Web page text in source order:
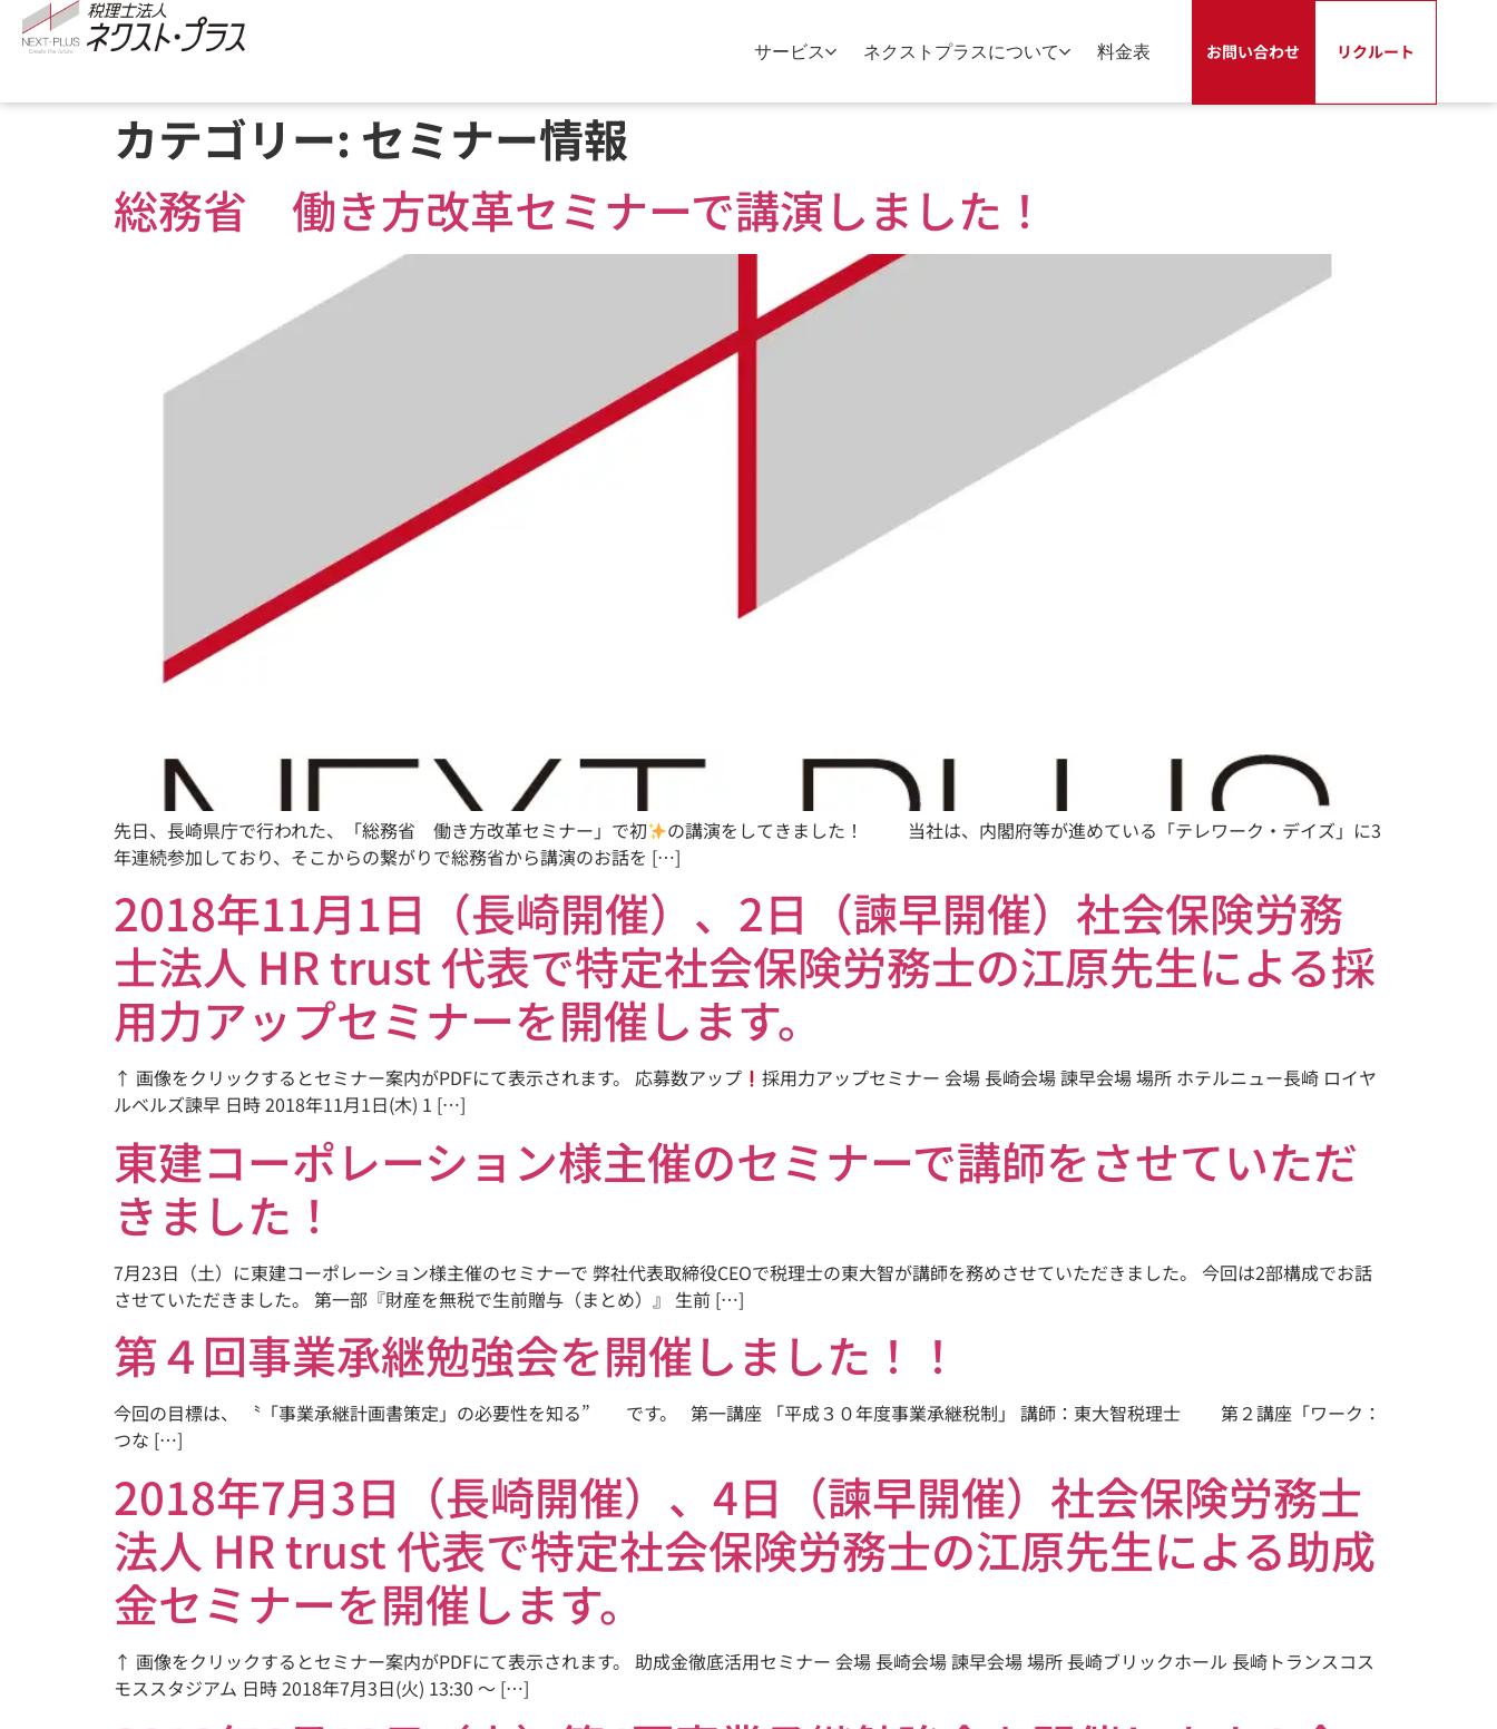
サービス ネクストプラスについて 料金表 お問い合わせ リクルート
カテゴリー: セミナー情報
総務省 働き方改革セミナーで講演しました！
先日、長崎県庁で行われた、「総務省 働き方改革セミナー」で初
の講演をしてきました！ 当社は、内閣府等が進めている「テレワーク・デイズ」に3
年連続参加しており、そこからの繋がりで総務省から講演のお話を […]
2018年11月1日（長崎開催）、2日（諫早開催）社会保険労務
士法人 HR trust 代表で特定社会保険労務士の江原先生による採
用力アップセミナーを開催します。
↑ 画像をクリックするとセミナー案内がPDFにて表示されます。 応募数アップ
採用力アップセミナー 会場 長崎会場 諫早会場 場所 ホテルニュー長崎 ロイヤ
ルベルズ諫早 日時 2018年11月1日(木) 1 […]
東建コーポレーション様主催のセミナーで講師をさせていただ
きました！
7月23日（土）に東建コーポレーション様主催のセミナーで 弊社代表取締役CEOで税理士の東大智が講師を務めさせていただきました。 今回は2部構成でお話
させていただきました。 第一部『財産を無税で生前贈与（まとめ）』 生前 […]
第４回事業承継勉強会を開催しました！！
今回の目標は、 〝「事業承継計画書策定」の必要性を知る” です。 第一講座 「平成３０年度事業承継税制」 講師：東大智税理士 第２講座「ワーク：
つな […]
2018年7月3日（長崎開催）、4日（諫早開催）社会保険労務士
法人 HR trust 代表で特定社会保険労務士の江原先生による助成
金セミナーを開催します。
↑ 画像をクリックするとセミナー案内がPDFにて表示されます。 助成金徹底活用セミナー 会場 長崎会場 諫早会場 場所 長崎ブリックホール 長崎トランスコス
モススタジアム 日時 2018年7月3日(火) 13:30 ～ […]